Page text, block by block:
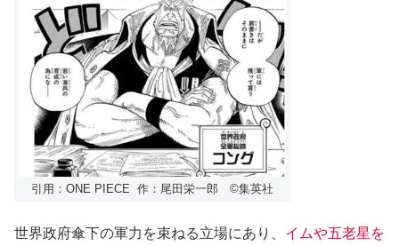
引用：ONE PIECE 作：尾田栄一郎 ©️集英社
世界政府傘下の軍力を束ねる立場にあり、 イムや五老星を